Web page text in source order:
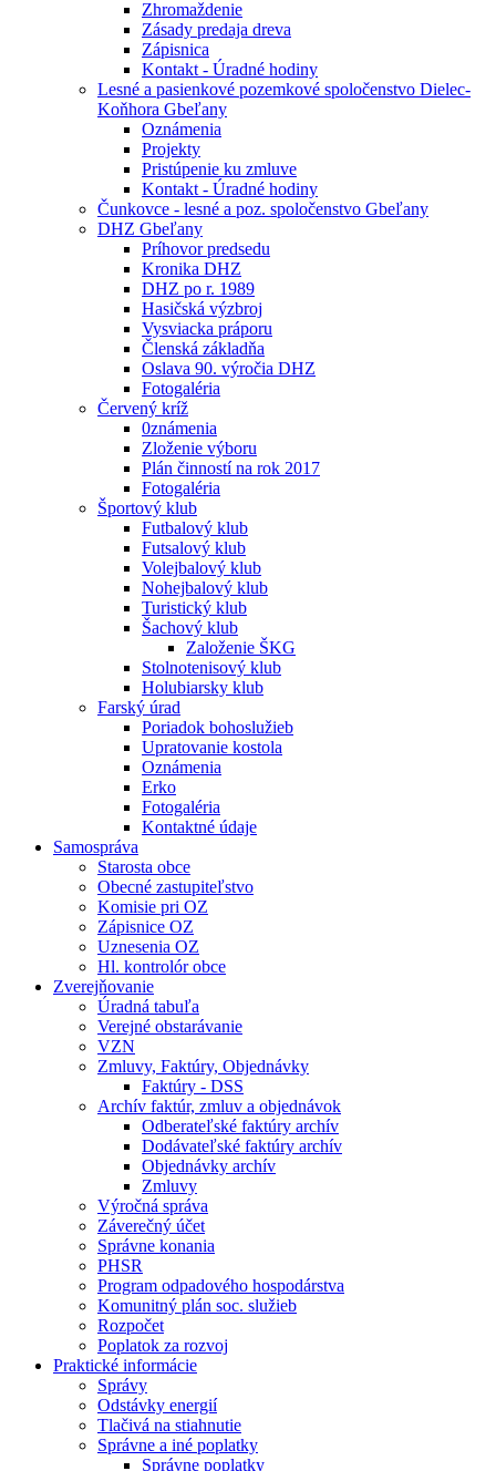
Zhromaždenie
Zásady predaja dreva
Zápisnica
Kontakt - Úradné hodiny
Lesné a pasienkové pozemkové spoločenstvo Dielec-
Koňhora Gbeľany
Oznámenia
Projekty
Pristúpenie ku zmluve
Kontakt - Úradné hodiny
Čunkovce - lesné a poz. spoločenstvo Gbeľany
DHZ Gbeľany
Príhovor predsedu
Kronika DHZ
DHZ po r. 1989
Hasičská výzbroj
Vysviacka práporu
Členská základňa
Oslava 90. výročia DHZ
Fotogaléria
Červený kríž
0známenia
Zloženie výboru
Plán činností na rok 2017
Fotogaléria
Športový klub
Futbalový klub
Futsalový klub
Volejbalový klub
Nohejbalový klub
Turistický klub
Šachový klub
Založenie ŠKG
Stolnotenisový klub
Holubiarsky klub
Farský úrad
Poriadok bohoslužieb
Upratovanie kostola
Oznámenia
Erko
Fotogaléria
Kontaktné údaje
Samospráva
Starosta obce
Obecné zastupiteľstvo
Komisie pri OZ
Zápisnice OZ
Uznesenia OZ
Hl. kontrolór obce
Zverejňovanie
Úradná tabuľa
Verejné obstarávanie
VZN
Zmluvy, Faktúry, Objednávky
Faktúry - DSS
Archív faktúr, zmluv a objednávok
Odberateľské faktúry archív
Dodávateľské faktúry archív
Objednávky archív
Zmluvy
Výročná správa
Záverečný účet
Správne konania
PHSR
Program odpadového hospodárstva
Komunitný plán soc. služieb
Rozpočet
Poplatok za rozvoj
Praktické informácie
Správy
Odstávky energií
Tlačivá na stiahnutie
Správne a iné poplatky
Správne poplatky